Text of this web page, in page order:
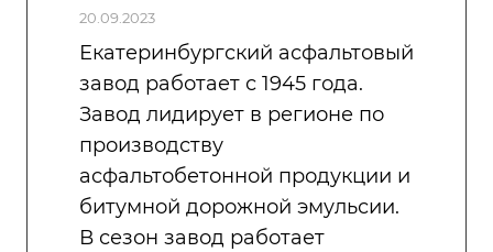
20.09.2023
Екатеринбургский асфальтовый
завод работает с 1945 года.
Завод лидирует в регионе по
производству
асфальтобетонной продукции и
битумной дорожной эмульсии.
В сезон завод работает